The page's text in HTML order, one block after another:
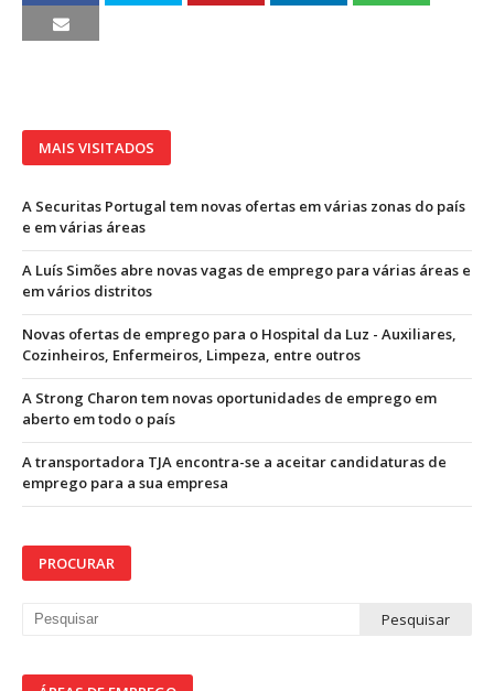
MAIS VISITADOS
A Securitas Portugal tem novas ofertas em várias zonas do país
e em várias áreas
A Luís Simões abre novas vagas de emprego para várias áreas e
em vários distritos
Novas ofertas de emprego para o Hospital da Luz - Auxiliares,
Cozinheiros, Enfermeiros, Limpeza, entre outros
A Strong Charon tem novas oportunidades de emprego em
aberto em todo o país
A transportadora TJA encontra-se a aceitar candidaturas de
emprego para a sua empresa
PROCURAR